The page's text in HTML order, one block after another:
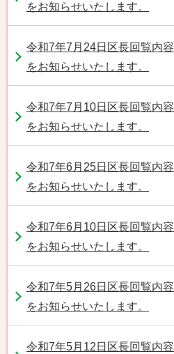
をお知らせいたします。
令和7年7月24日区長回覧内容
をお知らせいたします。
令和7年7月10日区長回覧内容
をお知らせいたします。
令和7年6月25日区長回覧内容
をお知らせいたします。
令和7年6月10日区長回覧内容
をお知らせいたします。
令和7年5月26日区長回覧内容
をお知らせいたします。
令和7年5月12日区長回覧内容